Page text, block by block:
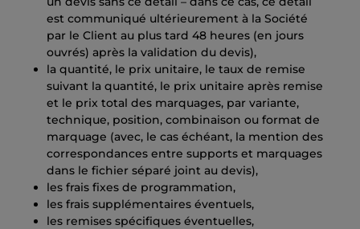
est communiqué ultérieurement à la Société
par le Client au plus tard 48 heures (en jours
ouvrés) après la validation du devis),
la quantité, le prix unitaire, le taux de remise
suivant la quantité, le prix unitaire après remise
et le prix total des marquages, par variante,
technique, position, combinaison ou format de
marquage (avec, le cas échéant, la mention des
correspondances entre supports et marquages
dans le fichier séparé joint au devis),
les frais fixes de programmation,
les frais supplémentaires éventuels,
les remises spécifiques éventuelles,